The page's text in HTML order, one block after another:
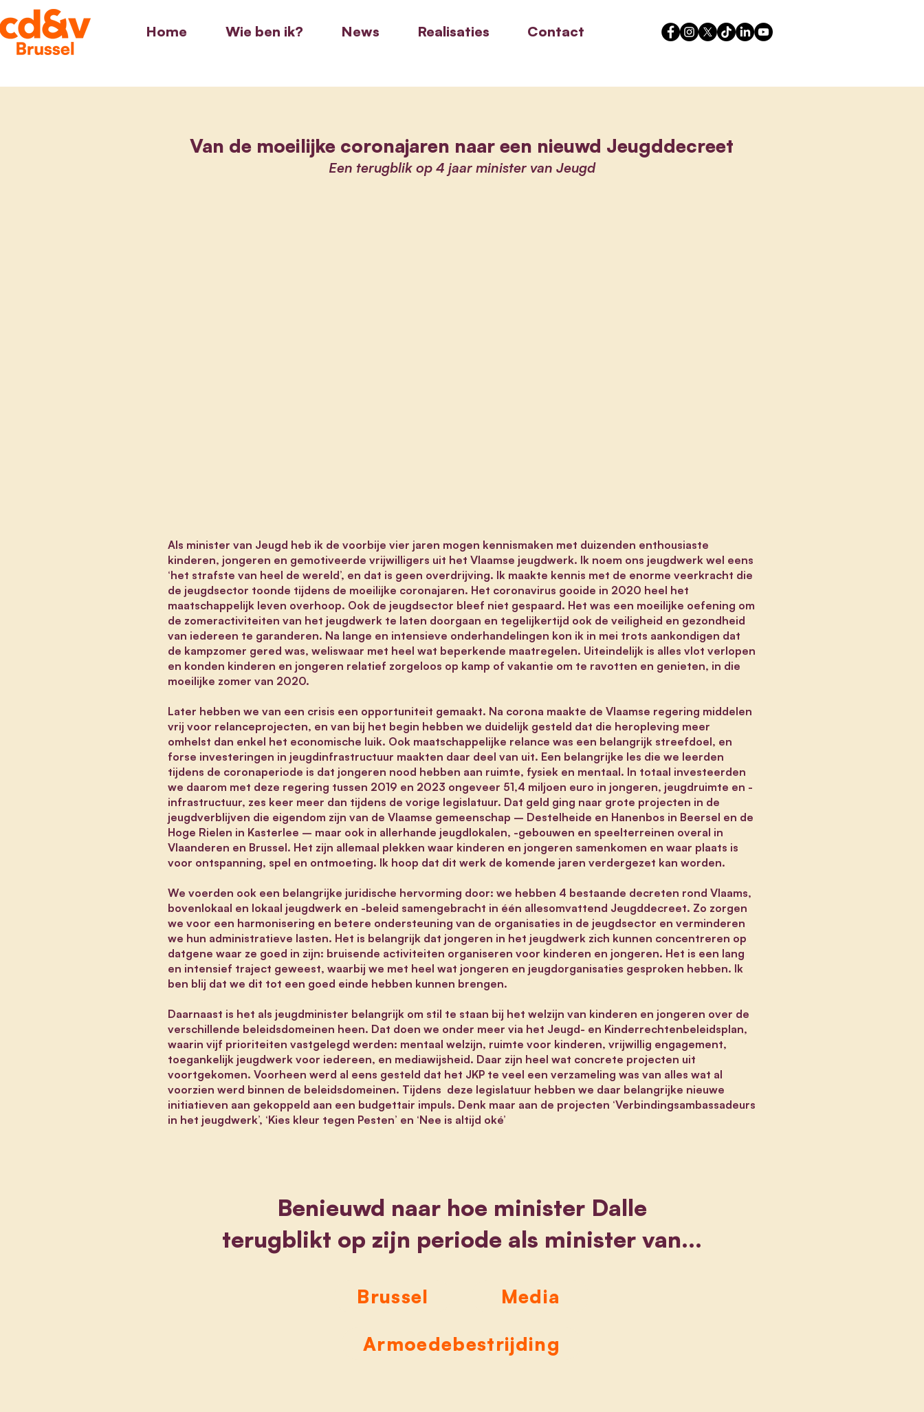
Home Wie ben ik? News Realisaties Contact
Van de moeilijke coronajaren naar een nieuwd Jeugddecreet
Een terugblik op 4 jaar minister van Jeugd
Als minister van Jeugd heb ik de voorbije vier jaren mogen kennismaken met duizenden enthousiaste
kinderen, jongeren en gemotiveerde vrijwilligers uit het Vlaamse jeugdwerk. Ik noem ons jeugdwerk wel eens
‘het strafste van heel de wereld’, en dat is geen overdrijving. Ik maakte kennis met de enorme veerkracht die
de jeugdsector toonde tijdens de moeilijke coronajaren. Het coronavirus gooide in 2020 heel het
maatschappelijk leven overhoop. Ook de jeugdsector bleef niet gespaard. Het was een moeilijke oefening om
de zomeractiviteiten van het jeugdwerk te laten doorgaan en tegelijkertijd ook de veiligheid en gezondheid
van iedereen te garanderen. Na lange en intensieve onderhandelingen kon ik in mei trots aankondigen dat
de kampzomer gered was, weliswaar met heel wat beperkende maatregelen. Uiteindelijk is alles vlot verlopen
en konden kinderen en jongeren relatief zorgeloos op kamp of vakantie om te ravotten en genieten, in die
moeilijke zomer van 2020.
Later hebben we van een crisis een opportuniteit gemaakt. Na corona maakte de Vlaamse regering middelen
vrij voor relanceprojecten, en van bij het begin hebben we duidelijk gesteld dat die heropleving meer
omhelst dan enkel het economische luik. Ook maatschappelijke relance was een belangrijk streefdoel, en
forse investeringen in jeugdinfrastructuur maakten daar deel van uit. Een belangrijke les die we leerden
tijdens de coronaperiode is dat jongeren nood hebben aan ruimte, fysiek en mentaal. In totaal investeerden
we daarom met deze regering tussen 2019 en 2023 ongeveer 51,4 miljoen euro in jongeren, jeugdruimte en -
infrastructuur, zes keer meer dan tijdens de vorige legislatuur. Dat geld ging naar grote projecten in de
jeugdverblijven die eigendom zijn van de Vlaamse gemeenschap – Destelheide en Hanenbos in Beersel en de
Hoge Rielen in Kasterlee – maar ook in allerhande jeugdlokalen, -gebouwen en speelterreinen overal in
Vlaanderen en Brussel. Het zijn allemaal plekken waar kinderen en jongeren samenkomen en waar plaats is
voor ontspanning, spel en ontmoeting. Ik hoop dat dit werk de komende jaren verdergezet kan worden.
We voerden ook een belangrijke juridische hervorming door: we hebben 4 bestaande decreten rond Vlaams,
bovenlokaal en lokaal jeugdwerk en -beleid samengebracht in één allesomvattend Jeugddecreet. Zo zorgen
we voor een harmonisering en betere ondersteuning van de organisaties in de jeugdsector en verminderen
we hun administratieve lasten. Het is belangrijk dat jongeren in het jeugdwerk zich kunnen concentreren op
datgene waar ze goed in zijn: bruisende activiteiten organiseren voor kinderen en jongeren. Het is een lang
en intensief traject geweest, waarbij we met heel wat jongeren en jeugdorganisaties gesproken hebben. Ik
ben blij dat we dit tot een goed einde hebben kunnen brengen.
Daarnaast is het als jeugdminister belangrijk om stil te staan bij het welzijn van kinderen en jongeren over de
verschillende beleidsdomeinen heen. Dat doen we onder meer via het Jeugd- en Kinderrechtenbeleidsplan,
waarin vijf prioriteiten vastgelegd werden: mentaal welzijn, ruimte voor kinderen, vrijwillig engagement,
toegankelijk jeugdwerk voor iedereen, en mediawijsheid. Daar zijn heel wat concrete projecten uit
voortgekomen. Voorheen werd al eens gesteld dat het JKP te veel een verzameling was van alles wat al
voorzien werd binnen de beleidsdomeinen. Tijdens deze legislatuur hebben we daar belangrijke nieuwe
initiatieven aan gekoppeld aan een budgettair impuls. Denk maar aan de projecten ‘Verbindingsambassadeurs
in het jeugdwerk’, ‘Kies kleur tegen Pesten’ en ‘Nee is altijd oké’
Benieuwd naar hoe minister Dalle
terugblikt op zijn periode als minister van...
Brussel Media
Armoedebestrijding